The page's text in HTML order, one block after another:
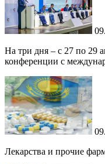
На три дня – с 27 по 29
конференции с
Лекарства и прочие